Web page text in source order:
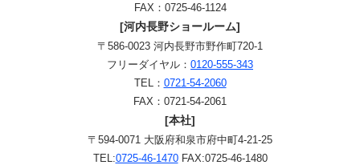
FAX：0725-46-1124
[河内長野ショールーム]
〒586-0023 河内長野市野作町720-1
フリーダイヤル： 0120-555-343
TEL： 0721-54-2060
FAX：0721-54-2061
[本社]
〒594-0071 大阪府和泉市府中町4-21-25
TEL:0725-46-1470FAX:0725-46-1480